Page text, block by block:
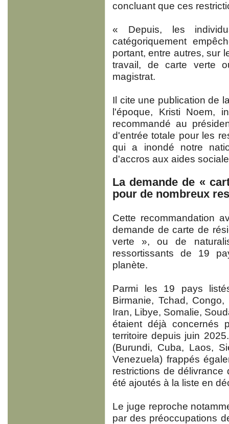
concluant que ces
« Depuis, les
catégoriquement
portant, entre autres, sur
travail, de carte verte
magistrat.
Il cite une publication de
l'époque, Kristi Noem,
recommandé au
d'entrée totale pour les
qui a inondé notre
d'accros aux aides
La demande de «
pour de nombreux
Cette recommandation
demande de carte de
verte », ou de
ressortissants de 19
planète.
Parmi les 19 pays
Birmanie, Tchad,
Iran, Libye, Somalie,
étaient déjà concernés
territoire depuis juin
(Burundi, Cuba, Laos,
Venezuela) frappés
restrictions de
été ajoutés à la liste en
Le juge reproche
par des préoccupations